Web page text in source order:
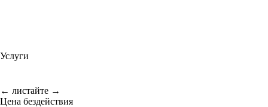
Услуги
← листайте →
Цена бездействия